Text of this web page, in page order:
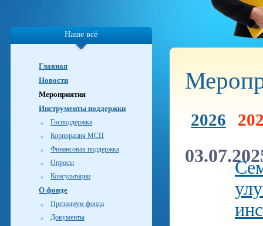
Наше всё
Главная
Новости
Мероприятия
Инструменты поддержки
Господдержка
Корпорация МСП
Финансовая поддержка
Опросы
Консультации
О фонде
Президиум фонда
Документы
2026